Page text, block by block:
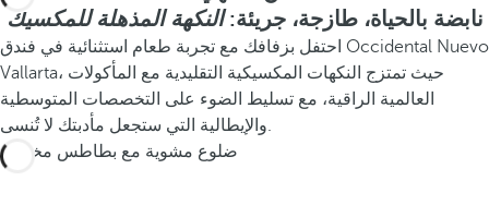
نابضة بالحياة، طازجة، جريئة:النكهة المذهلة للمكسيك
احتفل بزفافك مع تجربة طعام استثنائية في فندق Occidental Nuevo
Vallarta، حيث تمتزج النكهات المكسيكية التقليدية مع المأكولات
العالمية الراقية، مع تسليط الضوء على التخصصات المتوسطية
والإيطالية التي ستجعل مأدبتك لا تُنسى.
ضلوع مشوية مع بطاطس مخبوزة